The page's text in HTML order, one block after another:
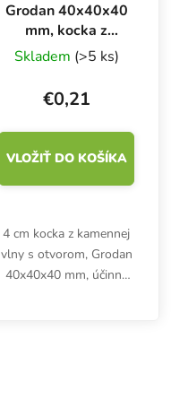
Grodan 40x40x40
mm, kocka z
kamennej vlny s
otvorom, 1 kus
Skladem (>5 ks)
€0,21
VLOŽIŤ DO KOŠÍKA
4 cm kocka z kamennej
vlny s otvorom, Grodan
40x40x40 mm, účinne